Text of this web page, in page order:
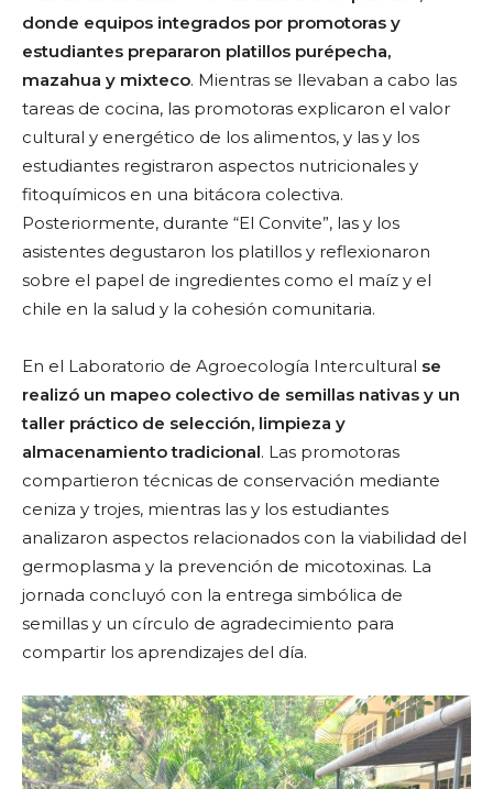
donde equipos integrados por promotoras y
estudiantes prepararon platillos purépecha,
mazahua y mixteco. Mientras se llevaban a cabo las
tareas de cocina, las promotoras explicaron el valor
cultural y energético de los alimentos, y las y los
estudiantes registraron aspectos nutricionales y
fitoquímicos en una bitácora colectiva.
Posteriormente, durante “El Convite”, las y los
asistentes degustaron los platillos y reflexionaron
sobre el papel de ingredientes como el maíz y el
chile en la salud y la cohesión comunitaria.
En el Laboratorio de Agroecología Intercultural se
realizó un mapeo colectivo de semillas nativas y un
taller práctico de selección, limpieza y
almacenamiento tradicional. Las promotoras
compartieron técnicas de conservación mediante
ceniza y trojes, mientras las y los estudiantes
analizaron aspectos relacionados con la viabilidad del
germoplasma y la prevención de micotoxinas. La
jornada concluyó con la entrega simbólica de
semillas y un círculo de agradecimiento para
compartir los aprendizajes del día.